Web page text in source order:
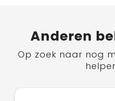
Anderen
Op zoek naar nog